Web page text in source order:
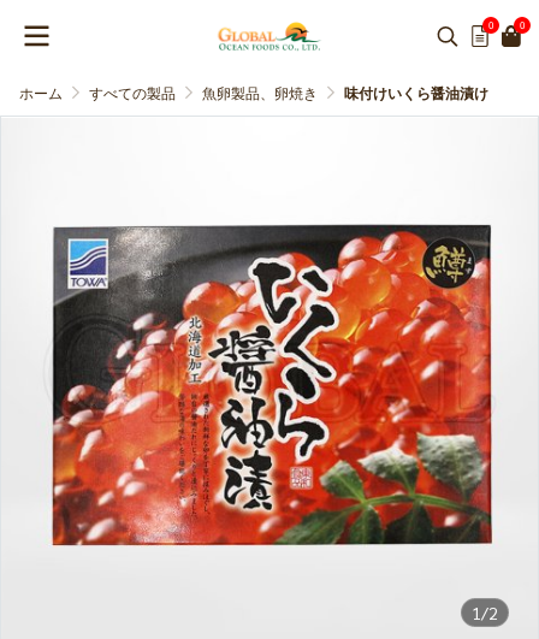
0 0
ホーム すべての製品 魚卵製品、卵焼き 味付けいくら醤油漬け
1/2